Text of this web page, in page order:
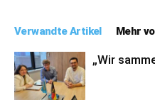
Verwandte Artikel Mehr
„Wir